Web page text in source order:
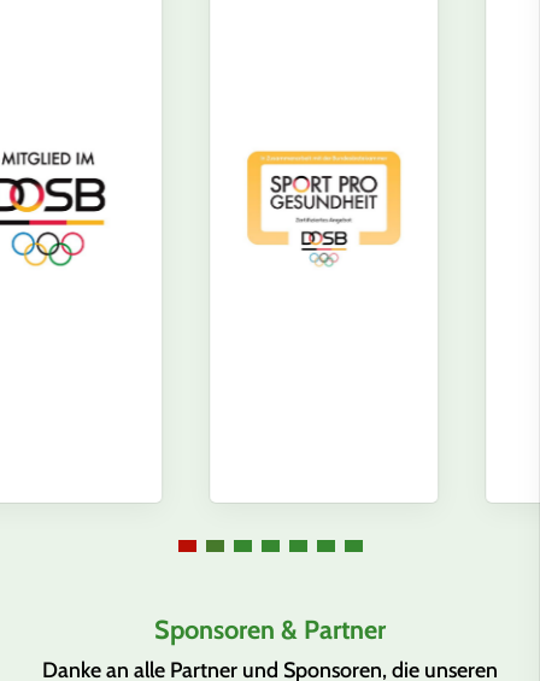
Sponsoren & Partner
Danke an alle Partner und Sponsoren, die unseren